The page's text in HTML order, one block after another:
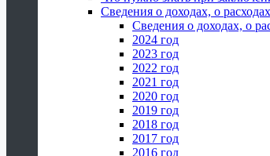
Сведения о доходах, о
Сведения о доходах, о
2024 год
2023 год
2022 год
2021 год
2020 год
2019 год
2018 год
2017 год
2016 год